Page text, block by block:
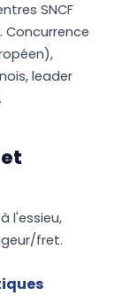
SNCF
Concurrence
leader
l'essieu,
fret.